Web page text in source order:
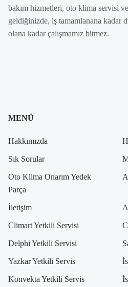
bakım hizmetleri, oto klima servisi
geldiğinizde, iş tamamlanana kadar
olana kadar çalışmamız bitmez.
MENÜ
Hakkımızda
Sık Sorular
Oto Klima Onarım Yedek
Parça
İletişim
Climart Yetkili Servisi
Delphi Yetkili Servisi
Yazkar Yetkili Servis
Konvekta Yetkili Servis